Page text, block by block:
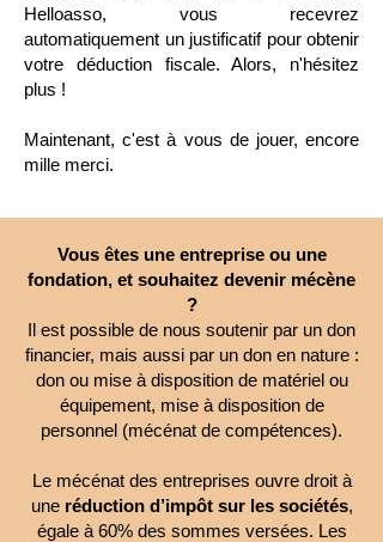
Helloasso, vous recevrez
automatiquement un justificatif pour obtenir
votre déduction fiscale. Alors, n'hésitez
plus !
Maintenant, c'est à vous de jouer, encore
mille merci.
Vous êtes une entreprise ou une
fondation, et souhaitez devenir mécène
?
Il est possible de nous soutenir par un don
financier, mais aussi par un don en nature :
don ou mise à disposition de matériel ou
équipement, mise à disposition de
personnel (mécénat de compétences).
Le mécénat des entreprises ouvre droit à
une réduction d’impôt sur les sociétés,
égale à 60% des sommes versées. Les